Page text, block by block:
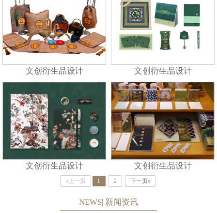
文创衍生品设计 文创衍生品设计
文创衍生品设计 文创衍生品设计
«上一页 1 2 下一页»
NEWS| 新闻资讯